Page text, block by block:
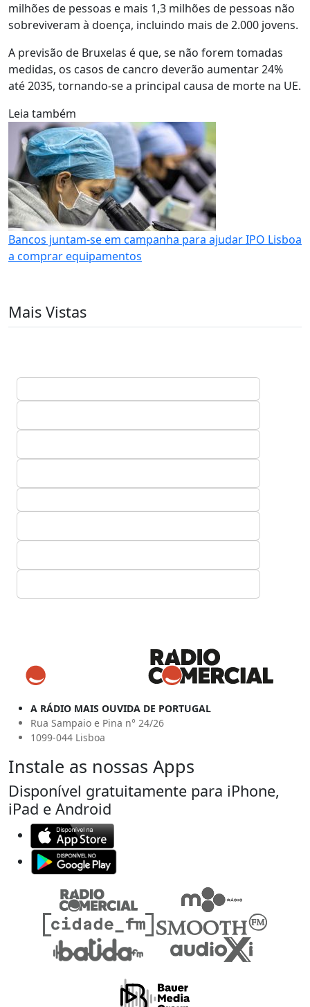
milhões de pessoas e mais 1,3 milhões de pessoas não
sobreviveram à doença, incluindo mais de 2.000 jovens.
A previsão de Bruxelas é que, se não forem tomadas
medidas, os casos de cancro deverão aumentar 24%
até 2035, tornando-se a principal causa de morte na UE.
Leia também
Bancos juntam-se em campanha para ajudar IPO Lisboa
a comprar equipamentos
Mais Vistas
A RÁDIO MAIS OUVIDA DE PORTUGAL
Rua Sampaio e Pina n° 24/26
1099-044 Lisboa
Instale as nossas Apps
Disponível gratuitamente para iPhone,
iPad e Android